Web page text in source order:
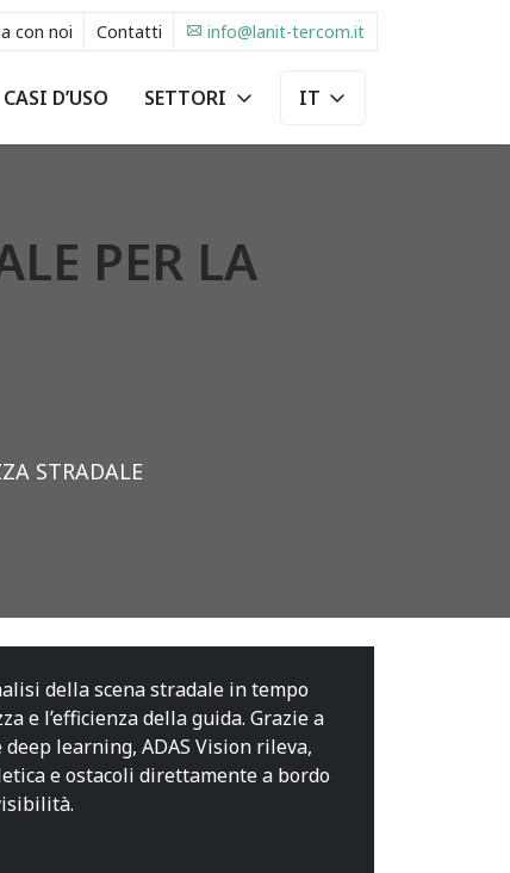
con noi Contatti info@lanit-tercom.it
CASI D’USO SETTORI IT
PER LA
STRADALE
della scena stradale in tempo
e l’efficienza della guida. Grazie a
learning, ADAS Vision rileva,
e ostacoli direttamente a bordo